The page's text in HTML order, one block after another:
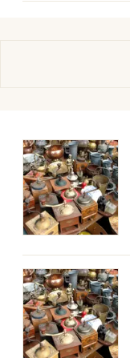
Brocantes en
Brocantes en
Brocantes en
Newsletter
Artistes en
Toulouse